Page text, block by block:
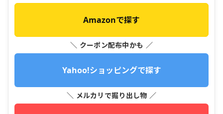
Amazonで探す
＼ クーポン配布中かも ／
Yahoo!ショッピングで探す
＼ メルカリで掘り出し物 ／